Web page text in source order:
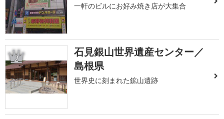
一軒のビルにお好み焼き店が大集合
2
石見銀山世界遺産センター／
島根県
世界史に刻まれた鉱山遺跡